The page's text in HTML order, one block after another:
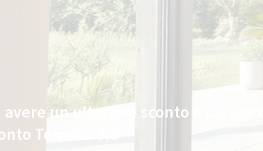
100€ di
tue
un ulteriore sconto a partire
Termico 3.0